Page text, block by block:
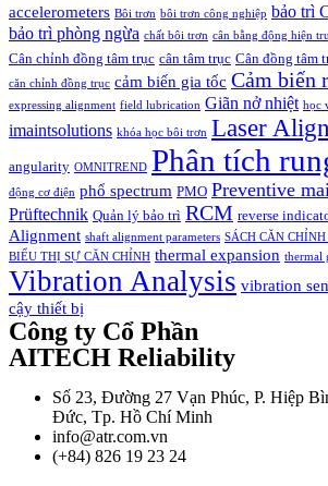
accelerometers Bôi trơn bôi trơn công nghiệp bảo trì
bảo trì phòng ngừa chất bôi trơn cân bằng động hiện
Cân chỉnh đồng tâm trục cân tâm trục Cân đồng tâm
căn chỉnh đồng trục cảm biến gia tốc Cảm biến
expressing alignment field lubrication Giãn nở nhiệt học
imaintsolutions khóa học bôi trơn Laser
angularity OMNITREND Phân tích
động cơ điện phổ spectrum PMO Preventive
Prüftechnik Quản lý bảo trì RCM reverse
Alignment shaft alignment parameters SÁCH CĂN
BIỂU THỊ SỰ CĂN CHỈNH thermal expansion thermal
Vibration Analysis vibration
cậy thiết bị
Công ty Cổ Phần
AITECH Reliability
Số 23, Đường 27 Vạn Phúc, P. Hiệp
Đức, Tp. Hồ Chí Minh
info@atr.com.vn
(+84) 826 19 23 24